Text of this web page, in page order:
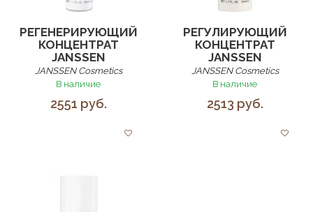
РЕГЕНЕРИРУЮЩИЙ
КОНЦЕНТРАТ
JANSSEN
JANSSEN Cosmetics
В наличие
2551 руб.
РЕГУЛИРУЮЩИЙ
КОНЦЕНТРАТ
JANSSEN
JANSSEN Cosmetics
В наличие
2513 руб.